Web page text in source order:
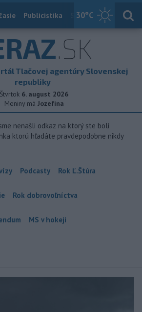
30°C
Publicistika Slovensko
.SK
Tlačovej agentúry Slovenskej
republiky
Štvrtok 6. august 2026
Meniny má Jozefína
nenašli odkaz na ktorý ste boli
ktorú hľadáte pravdepodobne nikdy
Podcasty Rok Ľ.Štúra
Rok dobrovoľníctva
MS v hokeji